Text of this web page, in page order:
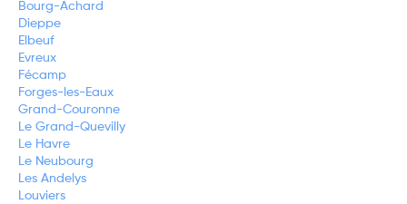
Bourg-Achard
Dieppe
Elbeuf
Evreux
Fécamp
Forges-les-Eaux
Grand-Couronne
Le Grand-Quevilly
Le Havre
Le Neubourg
Les Andelys
Louviers